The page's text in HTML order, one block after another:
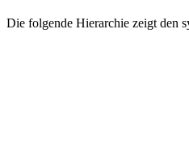
Die folgende Hierarchie zeigt den